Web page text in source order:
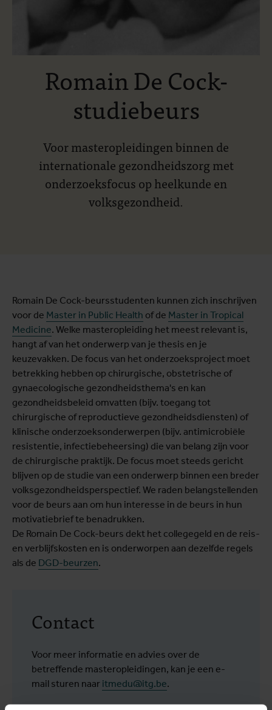
Romain De Cock-
studiebeurs
Voor masteropleidingen binnen de
internationale gezondheidszorg met
onderzoeksfocus op heelkunde en
volksgezondheid.
Romain De Cock-beursstudenten kunnen zich inschrijven
voor de Master in Public Health of de Master in Tropical
Medicine. Welke masteropleiding het meest relevant is,
hangt af van het onderwerp van je thesis en je
keuzevakken. De focus van het onderzoeksproject moet
betrekking hebben op chirurgische, obstetrische of
gynaecologische gezondheidsthema's en kan
gezondheidsbeleid omvatten (bijv. toegang tot
chirurgische of reproductieve gezondheidsdiensten) of
klinische onderzoeksonderwerpen (bijv. antimicrobiële
resistentie, infectiebeheersing) die van belang zijn voor
de chirurgische praktijk. De focus moet steeds gericht
blijven op de studie van een onderwerp binnen een breder
volksgezondheidsperspectief. We raden belangstellenden
voor de beurs aan om hun interesse in de beurs in hun
motivatiebrief te benadrukken.
De Romain De Cock-beurs dekt het collegegeld en de reis-
en verblijfskosten en is onderworpen aan dezelfde regels
als de DGD-beurzen.
Contact
Voor meer informatie en advies over de
betreffende masteropleidingen, kan je een e-
mail sturen naar itmedu@itg.be.